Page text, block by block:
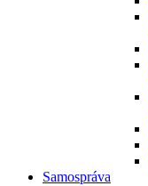
Samospráva